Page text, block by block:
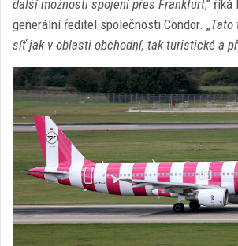
další možnosti spojení přes Frankfurt,“ říká
generální ředitel společnosti Condor. „Tato
síť jak v oblasti obchodní, tak turistické a